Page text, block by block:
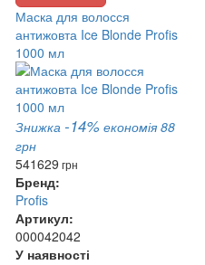
Маска для волосся
антижовта Ice Blonde Profis
1000 мл
Знижка -14% економія 88
грн
541629 грн
Бренд:
Profis
Артикул:
000042042
У наявності